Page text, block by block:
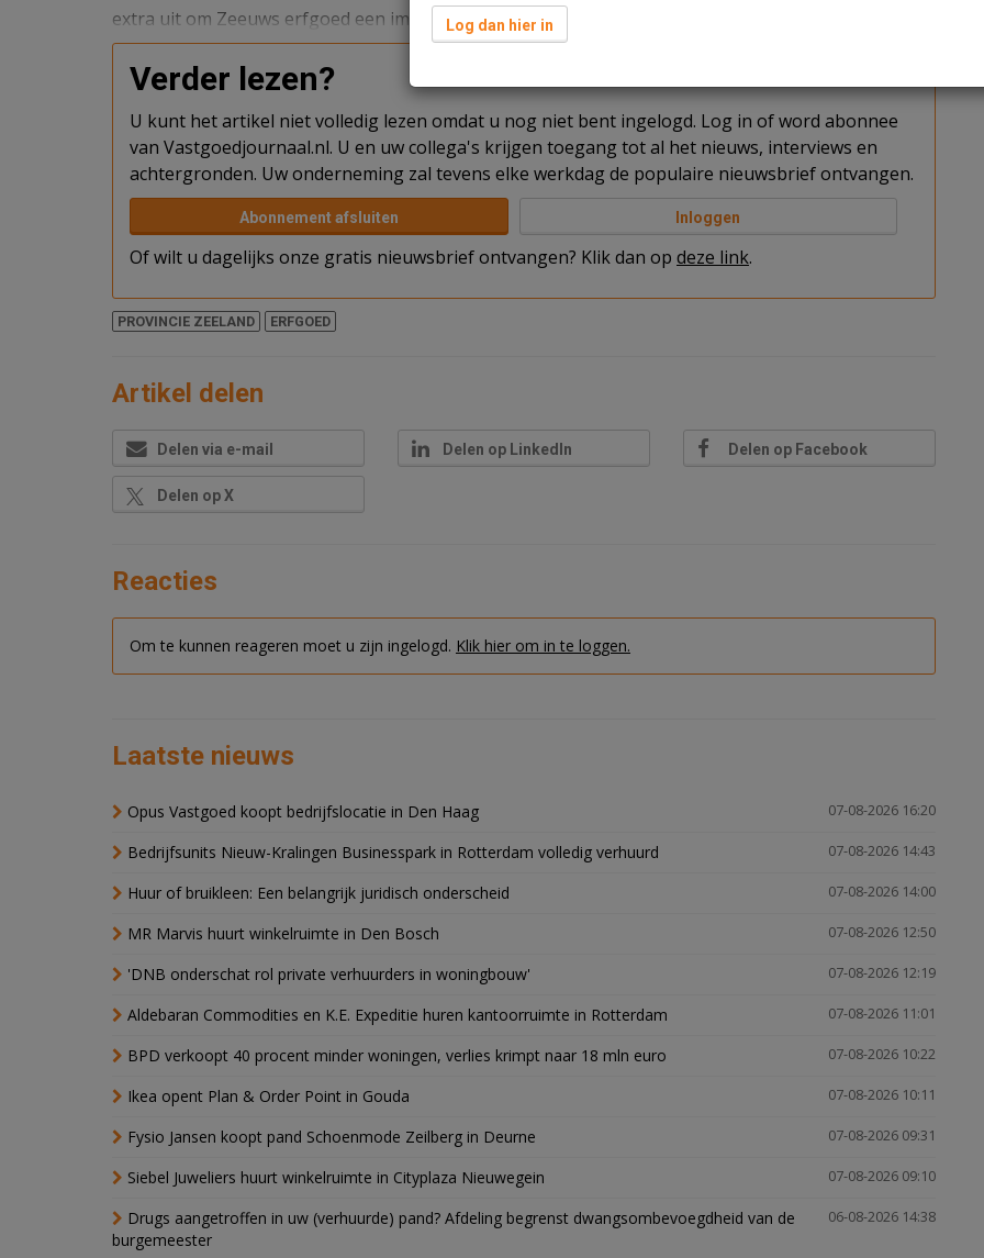
extra uit om Zeeuws erfgoed een impuls te geven.
Verder lezen?
U kunt het artikel niet volledig lezen omdat u nog niet bent ingelogd. Log in of word abonnee
van Vastgoedjournaal.nl. U en uw collega's krijgen toegang tot al het nieuws, interviews en
achtergronden. Uw onderneming zal tevens elke werkdag de populaire nieuwsbrief ontvangen.
Abonnement afsluiten Inloggen
Of wilt u dagelijks onze gratis nieuwsbrief ontvangen? Klik dan op deze link.
PROVINCIE ZEELAND ERFGOED
Artikel delen
Delen via e-mail Delen op LinkedIn Delen op Facebook
Delen op X
Reacties
Om te kunnen reageren moet u zijn ingelogd. Klik hier om in te loggen.
Laatste nieuws
07-08-2026 16:20
Opus Vastgoed koopt bedrijfslocatie in Den Haag
07-08-2026 14:43
Bedrijfsunits Nieuw-Kralingen Businesspark in Rotterdam volledig verhuurd
07-08-2026 14:00
Huur of bruikleen: Een belangrijk juridisch onderscheid
07-08-2026 12:50
MR Marvis huurt winkelruimte in Den Bosch
07-08-2026 12:19
'DNB onderschat rol private verhuurders in woningbouw'
07-08-2026 11:01
Aldebaran Commodities en K.E. Expeditie huren kantoorruimte in Rotterdam
07-08-2026 10:22
BPD verkoopt 40 procent minder woningen, verlies krimpt naar 18 mln euro
07-08-2026 10:11
Ikea opent Plan & Order Point in Gouda
07-08-2026 09:31
Fysio Jansen koopt pand Schoenmode Zeilberg in Deurne
07-08-2026 09:10
Siebel Juweliers huurt winkelruimte in Cityplaza Nieuwegein
06-08-2026 14:38
Drugs aangetroffen in uw (verhuurde) pand? Afdeling begrenst dwangsombevoegdheid van de
burgemeester
Log dan hier in